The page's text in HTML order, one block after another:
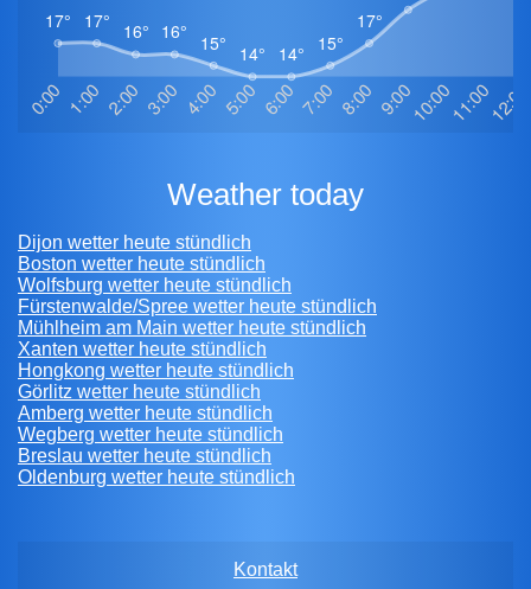
weather today
Dijon wetter heute stündlich
Boston wetter heute stündlich
Wolfsburg wetter heute stündlich
Fürstenwalde/Spree wetter heute stündlich
Mühlheim am Main wetter heute stündlich
Xanten wetter heute stündlich
Hongkong wetter heute stündlich
Görlitz wetter heute stündlich
Amberg wetter heute stündlich
Wegberg wetter heute stündlich
Breslau wetter heute stündlich
Oldenburg wetter heute stündlich
Kontakt